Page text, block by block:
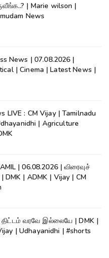
| Marie wilson |
News
News | 07.08.2026 |
| Cinema | Latest News |
LIVE : CM Vijay | Tamilnadu
| Agriculture
| 06.08.2026 | விரைவுச்
| ADMK | Vijay | CM
வரவே இல்லையே | DMK |
| Udhayanidhi | #shorts